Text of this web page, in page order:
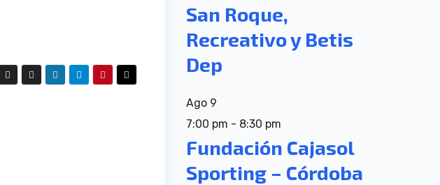
San Roque,
Recreativo y Betis
Dep
Ago 9
7:00 pm - 8:30 pm
Fundación Cajasol
Sporting – Córdoba